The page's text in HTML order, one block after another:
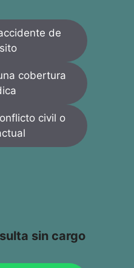
de
cobertura
civil o
sin cargo